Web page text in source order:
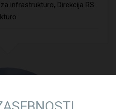
infrastrukturo, Direkcija RS